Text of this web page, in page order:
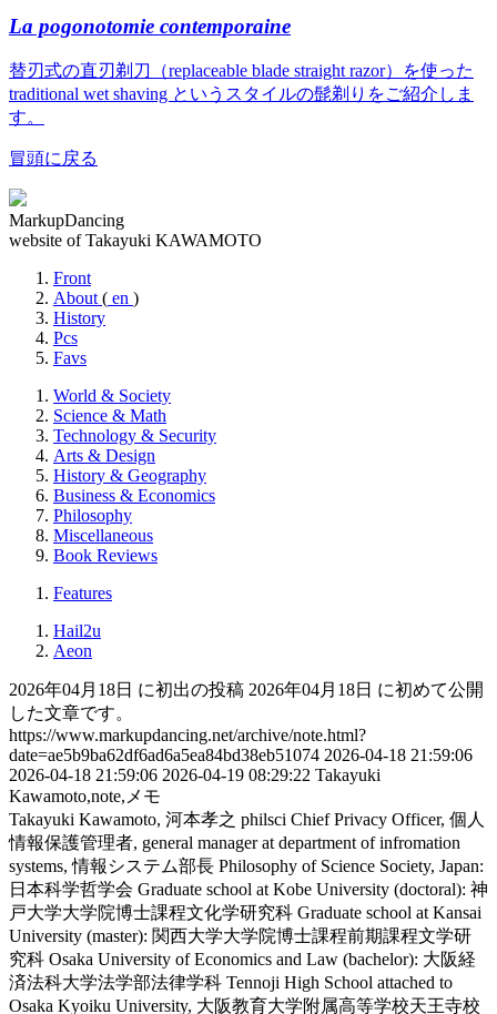
La pogonotomie contemporaine
替刃式の直刃剃刀（replaceable blade straight razor）を使った
traditional wet shaving というスタイルの髭剃りをご紹介しま
す。
冒頭に戻る
MarkupDancing
website of Takayuki KAWAMOTO
Front
About ( en )
History
Pcs
Favs
World & Society
Science & Math
Technology & Security
Arts & Design
History & Geography
Business & Economics
Philosophy
Miscellaneous
Book Reviews
Features
Hail2u
Aeon
2026年04月18日 に初出の投稿 2026年04月18日 に初めて公開
した文章です。
https://www.markupdancing.net/archive/note.html?
date=ae5b9ba62df6ad6a5ea84bd38eb51074 2026-04-18 21:59:06
2026-04-18 21:59:06 2026-04-19 08:29:22 Takayuki
Kawamoto,note,メモ
Takayuki Kawamoto, 河本孝之 philsci Chief Privacy Officer, 個人
情報保護管理者, general manager at department of infromation
systems, 情報システム部長 Philosophy of Science Society, Japan:
日本科学哲学会 Graduate school at Kobe University (doctoral): 神
戸大学大学院博士課程文化学研究科 Graduate school at Kansai
University (master): 関西大学大学院博士課程前期課程文学研
究科 Osaka University of Economics and Law (bachelor): 大阪経
済法科大学法学部法律学科 Tennoji High School attached to
Osaka Kyoiku University, 大阪教育大学附属高等学校天王寺校